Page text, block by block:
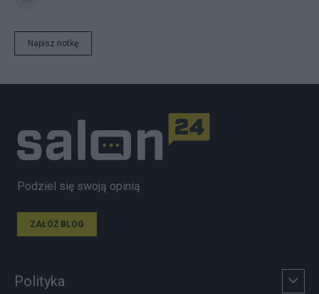
Napisz notkę
Podziel się swoją opinią
ZAŁÓŻ BLOG
Polityka